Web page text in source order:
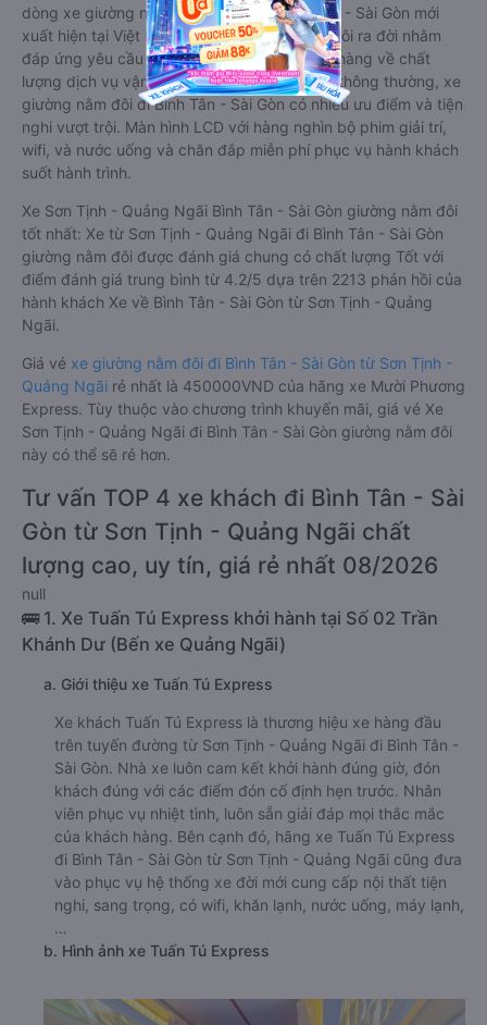
dòng xe giường nằm cho cặp đôi đi Bình Tân - Sài Gòn mới
xuất hiện tại Việt Nam. Loại xe giường nằm đôi ra đời nhằm
đáp ứng yêu cầu ngày càng cao của khách hàng về chất
lượng dịch vụ vận tải. So với xe giường nằm thông thường, xe
giường nằm đôi đi Bình Tân - Sài Gòn có nhiều ưu điểm và tiện
nghi vượt trội. Màn hình LCD với hàng nghìn bộ phim giải trí,
wifi, và nước uống và chăn đắp miễn phí phục vụ hành khách
suốt hành trình.
Xe Sơn Tịnh - Quảng Ngãi Bình Tân - Sài Gòn giường nằm đôi
tốt nhất: Xe từ Sơn Tịnh - Quảng Ngãi đi Bình Tân - Sài Gòn
giường nằm đôi được đánh giá chung có chất lượng Tốt với
điểm đánh giá trung bình từ 4.2/5 dựa trên 2213 phản hồi của
hành khách Xe về Bình Tân - Sài Gòn từ Sơn Tịnh - Quảng
Ngãi.
Giá vé xe giường nằm đôi đi Bình Tân - Sài Gòn từ Sơn Tịnh -
Quảng Ngãi rẻ nhất là 450000VND của hãng xe Mười Phương
Express. Tùy thuộc vào chương trình khuyến mãi, giá vé Xe
Sơn Tịnh - Quảng Ngãi đi Bình Tân - Sài Gòn giường nằm đôi
này có thể sẽ rẻ hơn.
Tư vấn TOP 4 xe khách đi Bình Tân - Sài
Gòn từ Sơn Tịnh - Quảng Ngãi chất
lượng cao, uy tín, giá rẻ nhất 08/2026
null
🚌 1. Xe Tuấn Tú Express khởi hành tại Số 02 Trần
Khánh Dư (Bến xe Quảng Ngãi)
a. Giới thiệu xe Tuấn Tú Express
Xe khách Tuấn Tú Express là thương hiệu xe hàng đầu
trên tuyến đường từ Sơn Tịnh - Quảng Ngãi đi Bình Tân -
Sài Gòn. Nhà xe luôn cam kết khởi hành đúng giờ, đón
khách đúng với các điểm đón cố định hẹn trước. Nhân
viên phục vụ nhiệt tình, luôn sẵn giải đáp mọi thắc mắc
của khách hàng. Bên cạnh đó, hãng xe Tuấn Tú Express
đi Bình Tân - Sài Gòn từ Sơn Tịnh - Quảng Ngãi cũng đưa
vào phục vụ hệ thống xe đời mới cung cấp nội thất tiện
nghi, sang trọng, có wifi, khăn lạnh, nước uống, máy lạnh,
…
b. Hình ảnh xe Tuấn Tú Express